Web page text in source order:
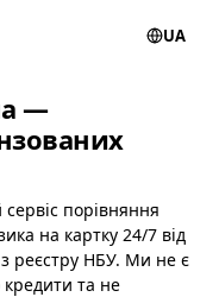
UA
—
порівняння
на картку 24/7 від
реєстру НБУ. Ми не є
та не